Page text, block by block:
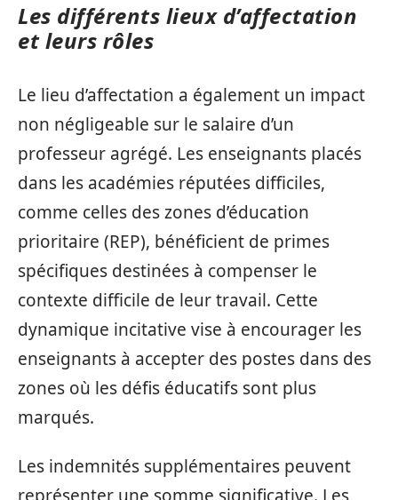
Les différents lieux d’affectation
et leurs rôles
Le lieu d’affectation a également un impact
non négligeable sur le salaire d’un
professeur agrégé. Les enseignants placés
dans les académies réputées difficiles,
comme celles des zones d’éducation
prioritaire (REP), bénéficient de primes
spécifiques destinées à compenser le
contexte difficile de leur travail. Cette
dynamique incitative vise à encourager les
enseignants à accepter des postes dans des
zones où les défis éducatifs sont plus
marqués.
Les indemnités supplémentaires peuvent